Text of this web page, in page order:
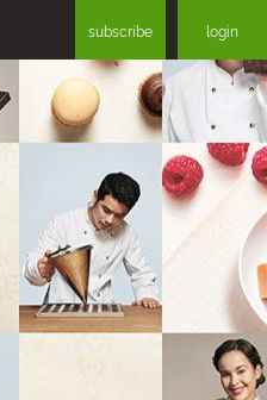
subscribe login